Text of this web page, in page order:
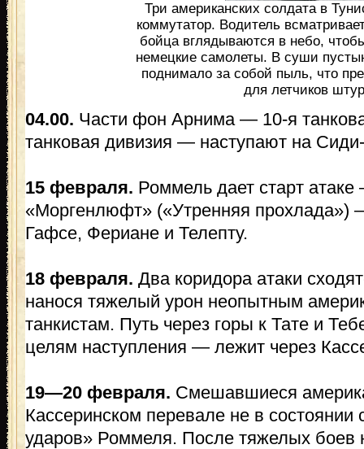
Три американских солдата в
коммутатор. Водитель
бойца вглядываются в небо,
немецкие самолеты. В суши
поднимало за собой пыль, что
для летчиков
04.00. Части фон Арнима — 10-я
танковая дивизия — наступают на
15 февраля. Роммель дает старт
«Моргенлюфт» («Утренняя прохлада»)
Гафсе, Фериане и Телепту.
18 февраля. Два коридора атаки
нанося тяжелый урон неопытным
танкистам. Путь через горы к Тате и
целям наступления — лежит через
19—20 февраля. Смешавшиеся
Кассеринском перевале не в
ударов» Роммеля. После тяжелых боев